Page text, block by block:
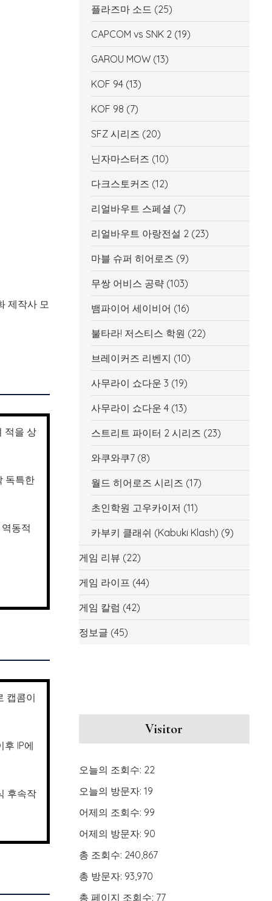
제작사 모
적을 상
독특한
동적
캡콤이
IP에
후속작
플라즈마 소드 (25)
CAPCOM vs SNK 2(19)
GAROU MOW(13)
KOF 94(13)
KOF 98 (7)
SFZ 시리즈 (20)
닌자마스터즈 (10)
다크스토커즈 (12)
리얼바우트 스페셜 (7)
리얼바우트 아랑전설 2(23)
마블 슈퍼 히어로즈 (9)
무쌍 어비스 공략(103)
뱀파이어 세이비어 (16)
불타라! 저스티스 학원 (22)
브레이커즈 리벤지 (10)
사무라이 쇼다운 3 (19)
사무라이 쇼다운 4(13)
스트리트 파이터 2 시리즈 (23)
와쿠와쿠7(8)
월드 히어로즈 시리즈 (17)
초인학원 고우카이저 (11)
카부키 클래쉬 (Kabuki Klash) (9)
게임 리뷰 (22)
게임 라이프 (44)
게임 칼럼 (42)
정보글 (45)
Visitor
오늘의 조회수: 22
오늘의 방문자: 19
어제의 조회수: 99
어제의 방문자: 90
총 조회수: 240,867
총 방문자: 93,970
총 페이지 조회수: 77